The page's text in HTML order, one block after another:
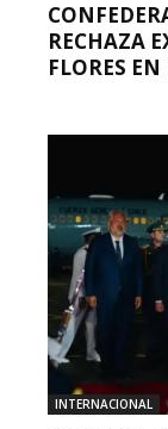
RECHAZA
FLORES EN
INTERNACIONAL